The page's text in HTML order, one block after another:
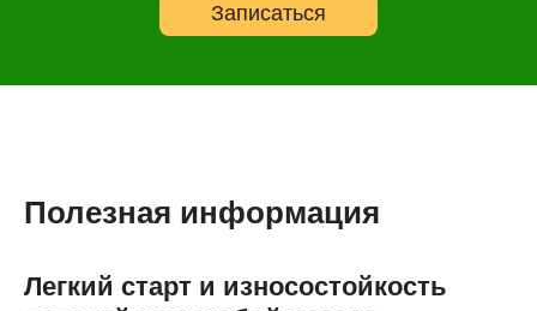
Записаться
Полезная информация
Легкий старт и износостойкость